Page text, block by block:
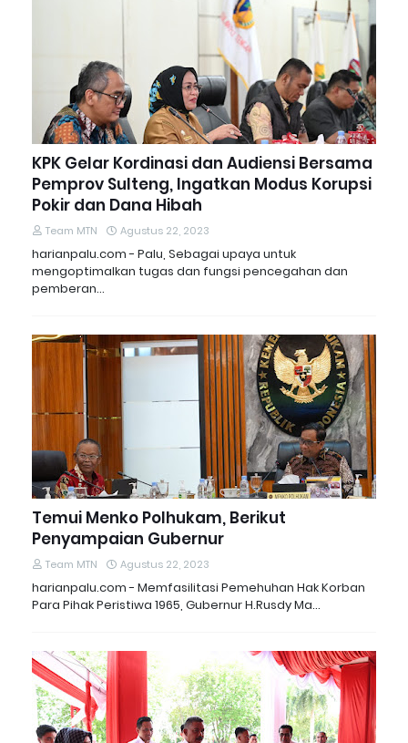
KPK Gelar Kordinasi dan Audiensi Bersama
Pemprov Sulteng, Ingatkan Modus Korupsi
Pokir dan Dana Hibah
Team MTN Agustus 22, 2023
harianpalu.com - Palu, Sebagai upaya untuk
mengoptimalkan tugas dan fungsi pencegahan dan
pemberan…
Temui Menko Polhukam, Berikut
Penyampaian Gubernur
Team MTN Agustus 22, 2023
harianpalu.com - Memfasilitasi Pemehuhan Hak Korban
Para Pihak Peristiwa 1965, Gubernur H.Rusdy Ma…